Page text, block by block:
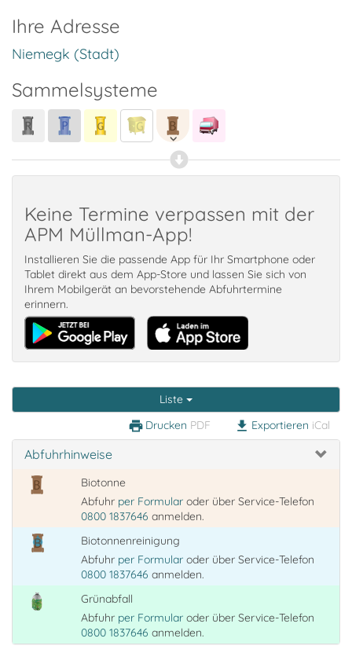
Ihre Adresse
Niemegk (Stadt)
Sammelsysteme
Keine Termine verpassen mit der
APM Müllman-App!
Installieren Sie die passende App für Ihr Smartphone oder
Tablet direkt aus dem App-Store und lassen Sie sich von
Ihrem Mobilgerät an bevorstehende Abfuhrtermine
erinnern.
Liste
print Drucken PDF download Exportieren iCal
Abfuhrhinweise
Biotonne
Abfuhr per Formular oder über Service-Telefon
0800 1837646 anmelden.
Biotonnenreinigung
Abfuhr per Formular oder über Service-Telefon
0800 1837646 anmelden.
Grünabfall
Abfuhr per Formular oder über Service-Telefon
0800 1837646 anmelden.